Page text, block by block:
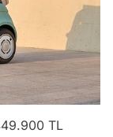
TL
Video